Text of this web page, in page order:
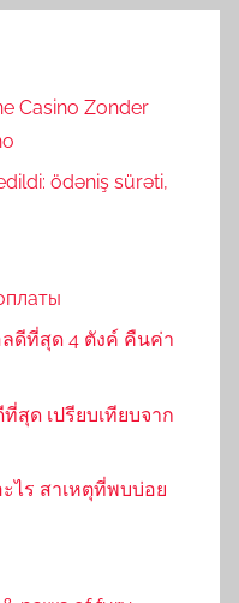
Casino Zonder
ödəniş sürəti,
ดีที่สุด 4 ตังค์ คืนค่า
สุด เปรียบเทียบจาก
ไร สาเหตุที่พบบ่อย